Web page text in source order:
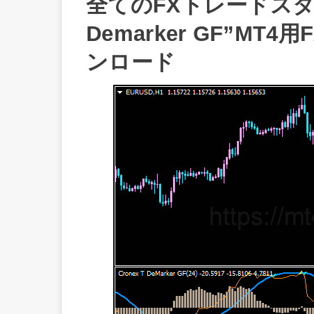
全てのFXトレードス
Demarker GF”MT4用
ンロード